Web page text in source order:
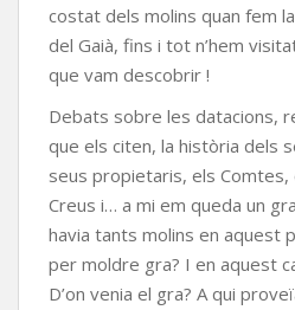
costat dels molins quan fem
del Gaià, fins i tot n’hem
que vam descobrir !
Debats sobre les datacions,
que els citen, la història dels
seus propietaris, els
Creus i… a mi em queda un
havia tants molins en aquest
per moldre gra? I en aquest
D’on venia el gra? A qui